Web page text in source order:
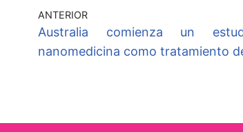
ANTERIOR
Australia comienza un
nanomedicina como tratamiento